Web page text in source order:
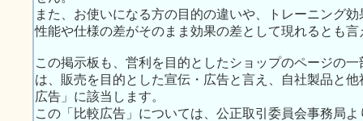
また、お使いになる方の目的の違いや、トレーニング
性能や仕様の差がそのまま効果の差として現れるとも言
この掲示板も、営利を目的としたショップのページの
は、販売を目的とした宣伝・広告と言え、自社製品と
広告」に該当します。
この「比較広告」については、公正取引委員会事務局